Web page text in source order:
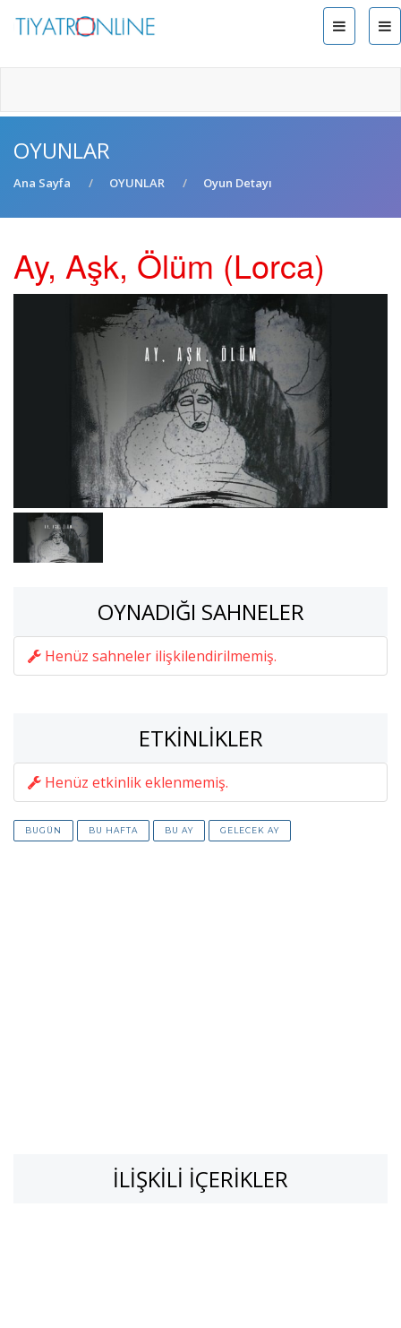
OYUNLAR
Ana Sayfa OYUNLAR Oyun Detayı
Ay, Aşk, Ölüm (Lorca)
OYNADIĞI SAHNELER
Henüz sahneler ilişkilendirilmemiş.
ETKINLIKLER
Henüz etkinlik eklenmemiş.
BUGÜN BU HAFTA BU AY GELECEK AY
İLIŞKILI İÇERIKLER